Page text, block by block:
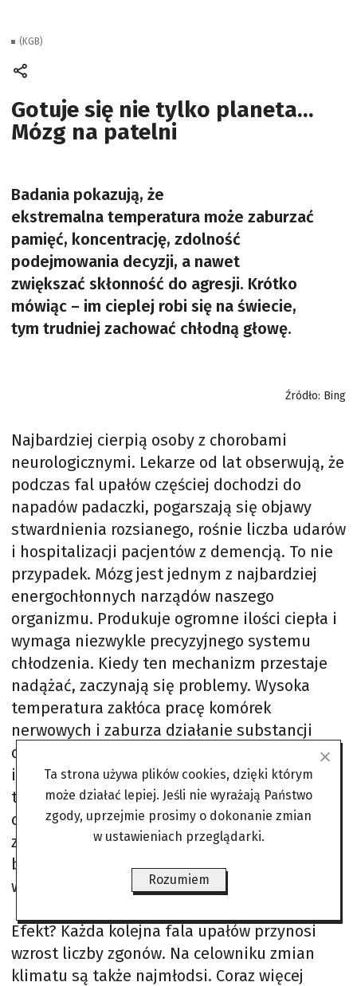
Gotuje się nie tylko planeta…
Mózg na patelni
Badania pokazują, że
ekstremalna temperatura może zaburzać
pamięć, koncentrację, zdolność
podejmowania decyzji, a nawet
zwiększać skłonność do agresji. Krótko
mówiąc – im cieplej robi się na świecie,
tym trudniej zachować chłodną głowę.
Źródło: Bing
Najbardziej cierpią osoby z chorobami
neurologicznymi. Lekarze od lat obserwują, że
podczas fal upałów częściej dochodzi do
napadów padaczki, pogarszają się objawy
stwardnienia rozsianego, rośnie liczba udarów
i hospitalizacji pacjentów z demencją. To nie
przypadek. Mózg jest jednym z najbardziej
energochłonnych narządów naszego
organizmu. Produkuje ogromne ilości ciepła i
wymaga niezwykle precyzyjnego systemu
chłodzenia. Kiedy ten mechanizm przestaje
nadążać, zaczynają się problemy. Wysoka
temperatura zakłóca pracę komórek
nerwowych i zaburza działanie substancji
odpowiedzialnych za przekazywanie
impulsów. Seniorzy gorzej regulują
temperaturę ciała, a pacjenci z demencją
często nie odczuwają pragnienia albo
zapominają o podstawowych zasadach
bezpieczeństwa. Nie zamykają okien, nie piją
wody, wychodzą na pełne słońce.
Efekt? Każda kolejna fala upałów przynosi
wzrost liczby zgonów. Na celowniku zmian
klimatu są także najmłodsi. Coraz więcej
(KGB)
Ta strona używa plików cookies, dzięki którym
może działać lepiej. Jeśli nie wyrażają Państwo
zgody, uprzejmie prosimy o dokonanie zmian
w ustawieniach przeglądarki.
Rozumiem